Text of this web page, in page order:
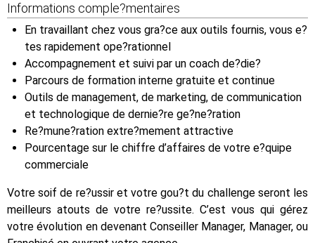
Informations comple?mentaires
En travaillant chez vous gra?ce aux outils fournis, vous e?
tes rapidement ope?rationnel
Accompagnement et suivi par un coach de?die?
Parcours de formation interne gratuite et continue
Outils de management, de marketing, de communication
et technologique de dernie?re ge?ne?ration
Re?mune?ration extre?mement attractive
Pourcentage sur le chiffre d’affaires de votre e?quipe
commerciale
Votre soif de re?ussir et votre gou?t du challenge seront les
meilleurs atouts de votre re?ussite. C’est vous qui gérez
votre évolution en devenant Conseiller Manager, Manager, ou